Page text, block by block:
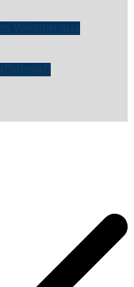
Westen aus